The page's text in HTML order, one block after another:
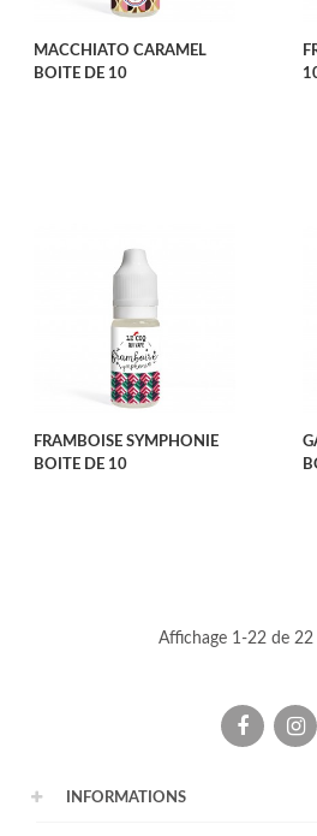
MACCHIATO CARAMEL
BOITE DE 10
FRAMBOISE SYMPHONIE
BOITE DE 10
Affichage 1-22 de 22
INFORMATIONS